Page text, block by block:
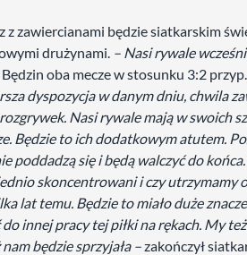
z zawiercianami będzie siatkarskim
drużynami. – Nasi rywale
oba mecze w stosunku 3:2
dyspozycja w danym dniu, chwila
Nasi rywale mają w swoich
Będzie to ich dodatkowym atutem.
poddadzą się i będą walczyć do
skoncentrowani i czy utrzymamy
lat temu. Będzie to miało duże
innej pracy tej piłki na rękach. My
będzie sprzyjała –zakończył